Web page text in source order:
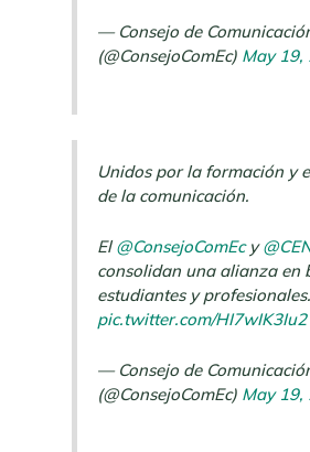
— Consejo de
(@ConsejoComEc) May 19,
Unidos por la formación y
de la comunicación.
El@ConsejoComEcy
consolidan una alianza en
estudiantes y
pic.twitter.com/HI7wIK3Iu2
— Consejo de
(@ConsejoComEc) May 19,